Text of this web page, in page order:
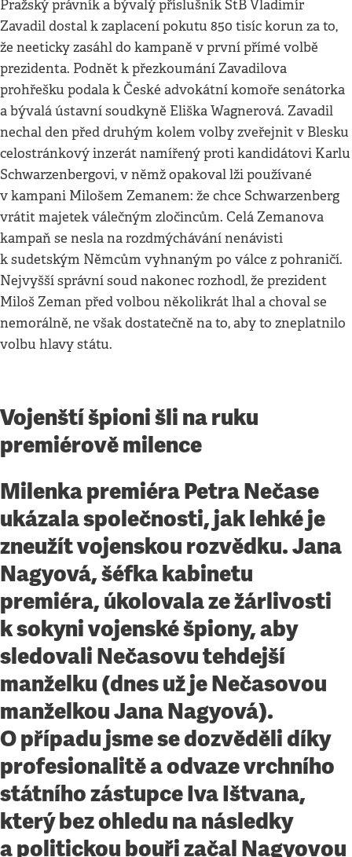
Pražský právník a bývalý příslušník StB Vladimír
Zavadil dostal k zaplacení pokutu 850 tisíc korun za to,
že neeticky zasáhl do kampaně v první přímé volbě
prezidenta. Podnět k přezkoumání Zavadilova
prohřešku podala k České advokátní komoře senátorka
a bývalá ústavní soudkyně Eliška Wagnerová. Zavadil
nechal den před druhým kolem volby zveřejnit v Blesku
celostránkový inzerát namířený proti kandidátovi Karlu
Schwarzenbergovi, v němž opakoval lži používané
v kampani Milošem Zemanem: že chce Schwarzenberg
vrátit majetek válečným zločincům. Celá Zemanova
kampaň se nesla na rozdmýchávání nenávisti
k sudetským Němcům vyhnaným po válce z pohraničí.
Nejvyšší správní soud nakonec rozhodl, že prezident
Miloš Zeman před volbou několikrát lhal a choval se
nemorálně, ne však dostatečně na to, aby to zneplatnilo
volbu hlavy státu.
Vojenští špioni šli na ruku
premiérově milence
Milenka premiéra Petra Nečase
ukázala společnosti, jak lehké je
zneužít vojenskou rozvědku. Jana
Nagyová, šéfka kabinetu
premiéra, úkolovala ze žárlivosti
k sokyni vojenské špiony, aby
sledovali Nečasovu tehdejší
manželku (dnes už je Nečasovou
manželkou Jana Nagyová).
O případu jsme se dozvěděli díky
profesionalitě a odvaze vrchního
státního zástupce Iva Ištvana,
který bez ohledu na následky
a politickou bouři začal Nagyovou